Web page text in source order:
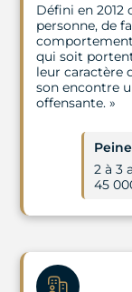
Défini en
personne, de
qui soit
leur caractère
son encontre
offensante. »
2 à 3
45